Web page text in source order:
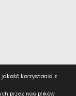
korzystania z
przez nas plików